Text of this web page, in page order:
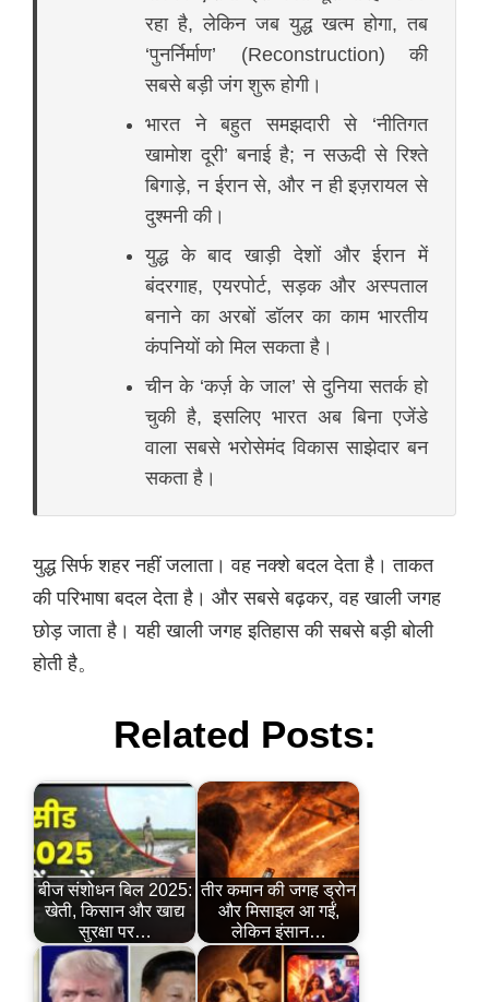
रहा है, लेकिन जब युद्ध खत्म होगा, तब
‘पुनर्निर्माण’ (Reconstruction) की
सबसे बड़ी जंग शुरू होगी।
भारत ने बहुत समझदारी से ‘नीतिगत
खामोश दूरी’ बनाई है; न सऊदी से रिश्ते
बिगाड़े, न ईरान से, और न ही इज़रायल से
दुश्मनी की।
युद्ध के बाद खाड़ी देशों और ईरान में
बंदरगाह, एयरपोर्ट, सड़क और अस्पताल
बनाने का अरबों डॉलर का काम भारतीय
कंपनियों को मिल सकता है।
चीन के ‘कर्ज़ के जाल’ से दुनिया सतर्क हो
चुकी है, इसलिए भारत अब बिना एजेंडे
वाला सबसे भरोसेमंद विकास साझेदार बन
सकता है।
युद्ध सिर्फ शहर नहीं जलाता। वह नक्शे बदल देता है। ताकत
की परिभाषा बदल देता है। और सबसे बढ़कर, वह खाली जगह
छोड़ जाता है। यही खाली जगह इतिहास की सबसे बड़ी बोली
होती है。
Related Posts:
बीज संशोधन बिल 2025:
खेती, किसान और खाद्य
सुरक्षा पर…
तीर कमान की जगह ड्रोन
और मिसाइल आ गईं,
लेकिन इंसान…